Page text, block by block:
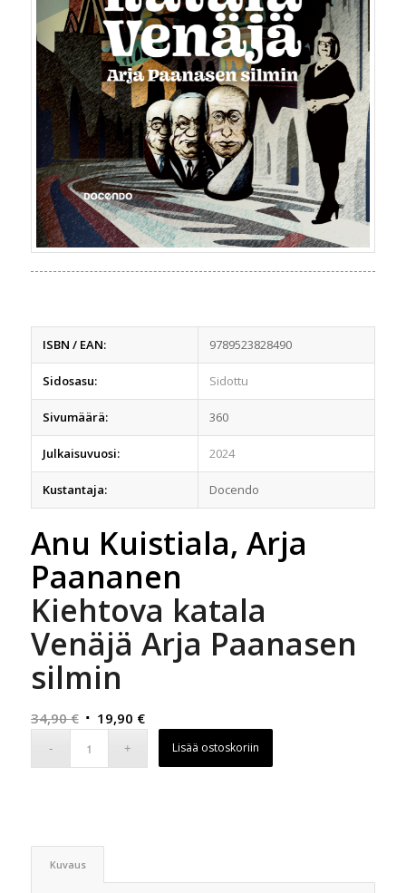
ISBN / EAN: 9789523828490
Sidosasu: Sidottu
Sivumäärä: 360
Julkaisuvuosi: 2024
Kustantaja: Docendo
Anu Kuistiala, Arja
Paananen
Kiehtova katala
Venäjä Arja Paanasen
silmin
34,90€ Alkuperäinen
19,90 €Nykyinen
hinta
on:
Lisää ostoskoriin
Kuvaus